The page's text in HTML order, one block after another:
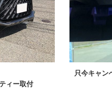
ィー取付
只今キャン